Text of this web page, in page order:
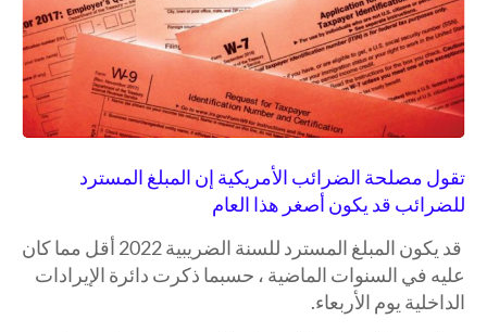
تقول مصلحة الضرائب الأمريكية إن المبلغ المسترد
للضرائب قد يكون أصغر هذا العام
قد يكون المبلغ المسترد للسنة الضريبية 2022 أقل مما كان
عليه في السنوات الماضية ، حسبما ذكرت دائرة الإيرادات
الداخلية يوم الأربعاء.